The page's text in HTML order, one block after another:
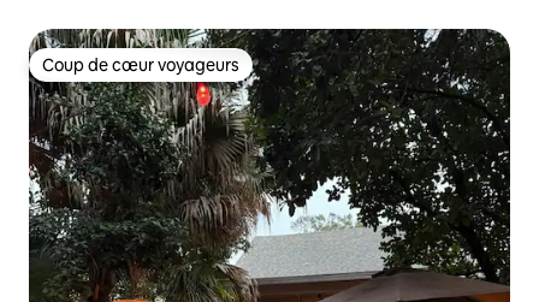
Coup de cœur voyageurs
Coup de cœur voyageurs